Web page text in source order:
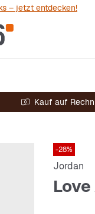
– jetzt entdecken!
Kauf auf
-28%
Jordan